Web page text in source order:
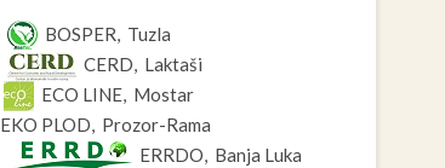
BOSPER, Tuzla
CERD, Laktaši
ECO LINE, Mostar
EKO PLOD, Prozor-Rama
ERRDO, Banja Luka